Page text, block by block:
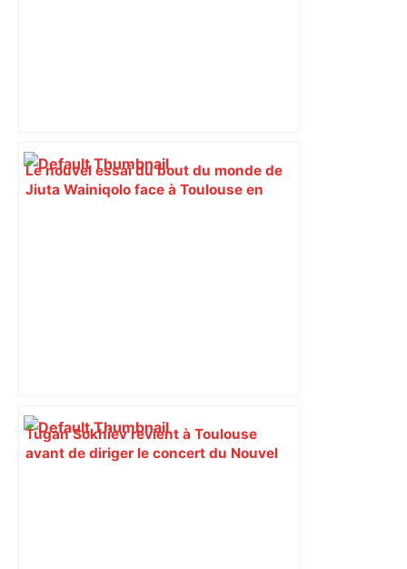
Le nouvel essai du bout du monde de
Jiuta Wainiqolo face à Toulouse en
Tugan Sokhiev revient à Toulouse
avant de diriger le concert du Nouvel